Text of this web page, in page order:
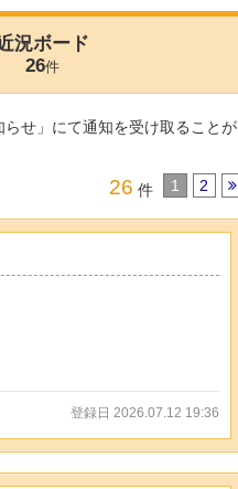
況ボード
26件
せ」にて通知を受け取ることが
26 件 1 2
登録日 2026.07.12 19:36